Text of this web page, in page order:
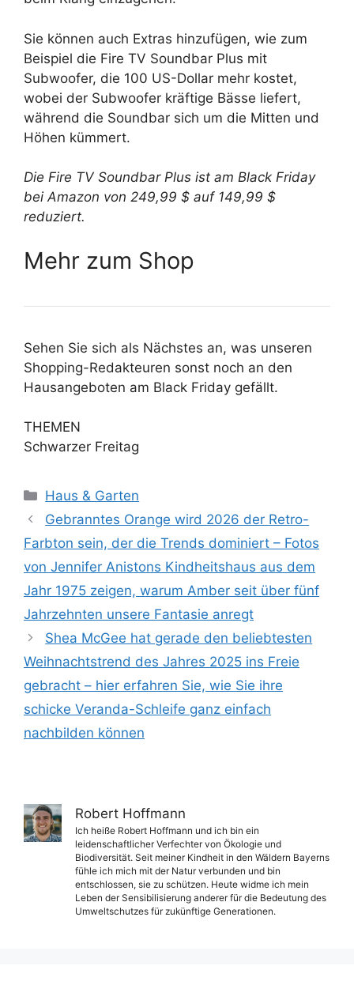
Sie können auch Extras hinzufügen, wie zum
Beispiel die Fire TV Soundbar Plus mit
Subwoofer, die 100 US-Dollar mehr kostet,
wobei der Subwoofer kräftige Bässe liefert,
während die Soundbar sich um die Mitten und
Höhen kümmert.
Die Fire TV Soundbar Plus ist am Black Friday
bei Amazon von 249,99 $ auf 149,99 $
reduziert.
Mehr zum Shop
Sehen Sie sich als Nächstes an, was unseren
Shopping-Redakteuren sonst noch an den
Hausangeboten am Black Friday gefällt.
THEMEN
Schwarzer Freitag
Kategorien
Haus & Garten
Gebranntes Orange wird 2026 der Retro-
Farbton sein, der die Trends dominiert – Fotos
von Jennifer Anistons Kindheitshaus aus dem
Jahr 1975 zeigen, warum Amber seit über fünf
Jahrzehnten unsere Fantasie anregt
Shea McGee hat gerade den beliebtesten
Weihnachtstrend des Jahres 2025 ins Freie
gebracht – hier erfahren Sie, wie Sie ihre
schicke Veranda-Schleife ganz einfach
nachbilden können
Robert Hoffmann
Ich heiße Robert Hoffmann und ich bin ein
leidenschaftlicher Verfechter von Ökologie und
Biodiversität. Seit meiner Kindheit in den Wäldern Bayerns
fühle ich mich mit der Natur verbunden und bin
entschlossen, sie zu schützen. Heute widme ich mein
Leben der Sensibilisierung anderer für die Bedeutung des
Umweltschutzes für zukünftige Generationen.